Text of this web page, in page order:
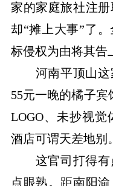
家的家庭旅社注
却“摊上大事”了
标侵权为由将其告
河南平顶山
55元一晚的橘子
LOGO、未抄视
酒店可谓天差地别。
这官司打得
点眼熟。距南阳